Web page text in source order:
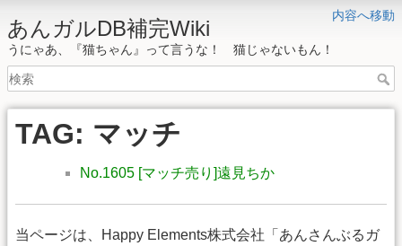
内容へ移動
あんガルDB補完Wiki
うにゃあ、『猫ちゃん』って言うな！ 猫じゃないもん！
TAG: マッチ
No.1605 [マッチ売り]遠見ちか
当ページは、Happy Elements株式会社「あんさんぶるガ